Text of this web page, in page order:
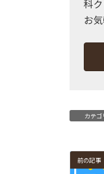
科
お
カテゴ
前の記事